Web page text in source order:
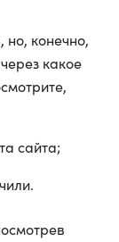
но, конечно,
какое
сайта;